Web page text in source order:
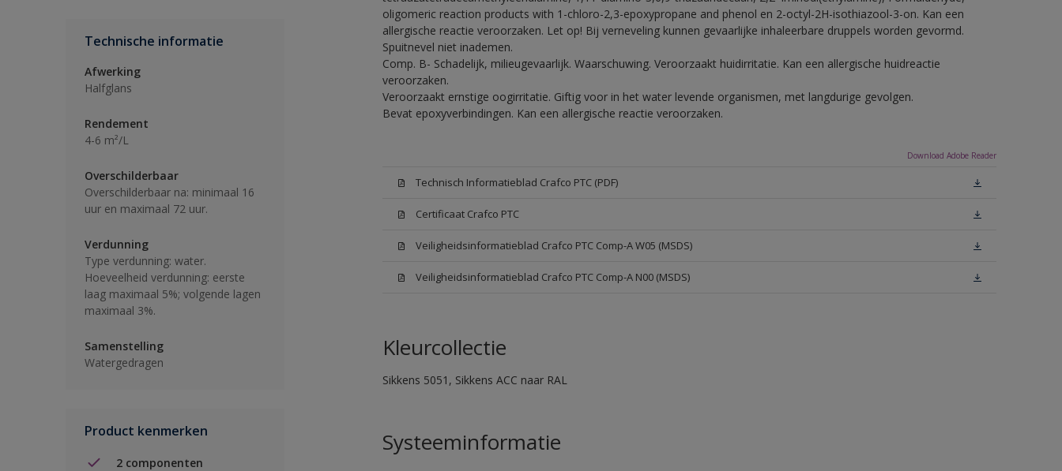
Technische informatie
Afwerking
Halfglans
Rendement
4-6 m²/L
Overschilderbaar
Overschilderbaar na: minimaal 16
uur en maximaal 72 uur.
Verdunning
Type verdunning: water.
Hoeveelheid verdunning: eerste
laag maximaal 5%; volgende lagen
maximaal 3%.
Samenstelling
Watergedragen
Product kenmerken
2 componenten
oligomeric reaction products with 1-chloro-2,3-epoxypropane and phenol en 2-octyl-2H-isothiazool-3-on. Kan een
allergische reactie veroorzaken. Let op! Bij verneveling kunnen gevaarlijke inhaleerbare druppels worden gevormd.
Spuitnevel niet inademen.
Comp. B- Schadelijk, milieugevaarlijk. Waarschuwing. Veroorzaakt huidirritatie. Kan een allergische huidreactie
veroorzaken.
Veroorzaakt ernstige oogirritatie. Giftig voor in het water levende organismen, met langdurige gevolgen.
Bevat epoxyverbindingen. Kan een allergische reactie veroorzaken.
Download Adobe Reader
Technisch Informatieblad Crafco PTC (PDF)
Certificaat Crafco PTC
Veiligheidsinformatieblad Crafco PTC Comp-A W05 (MSDS)
Veiligheidsinformatieblad Crafco PTC Comp-A N00 (MSDS)
Kleurcollectie
Sikkens 5051, Sikkens ACC naar RAL
Systeeminformatie